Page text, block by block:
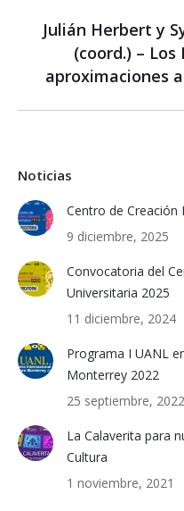
Julián Herbert y
(coord.) –
aproximaciones
Noticias
Centro de Creación
9 diciembre, 2025
Convocatoria del
Universitaria 2025
11 diciembre, 2024
Programa I UANL
Monterrey 2022
25 septiembre, 2022
La Calaverita para
Cultura
1 noviembre, 2021